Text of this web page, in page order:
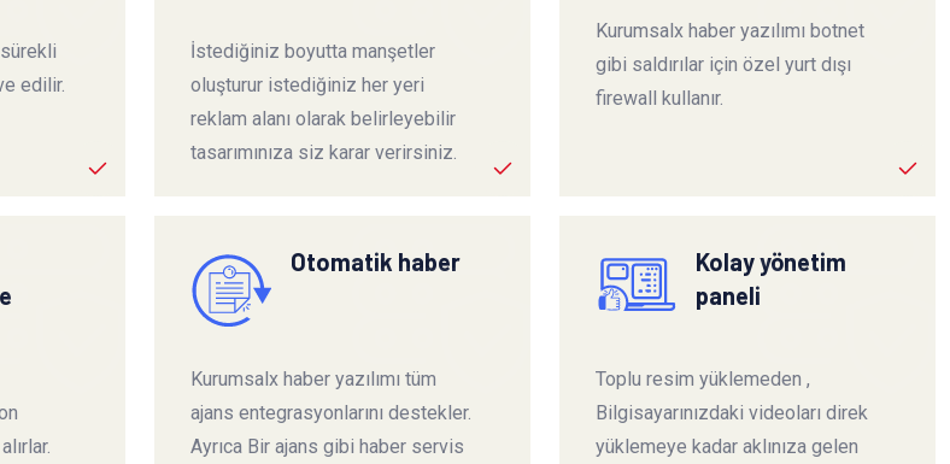
edilir.
İstediğiniz boyutta manşetler
oluşturur istediğiniz her yeri
reklam alanı olarak belirleyebilir
tasarımınıza siz karar verirsiniz.
Kurumsalx haber yazılımı botnet
gibi saldırılar için özel yurt dışı
firewall kullanır.
Otomatik haber
Kurumsalx haber yazılımı tüm
ajans entegrasyonlarını destekler.
Ayrıca Bir ajans gibi haber servis
Kolay yönetim
paneli
Toplu resim yüklemeden ,
Bilgisayarınızdaki videoları direk
yüklemeye kadar aklınıza gelen